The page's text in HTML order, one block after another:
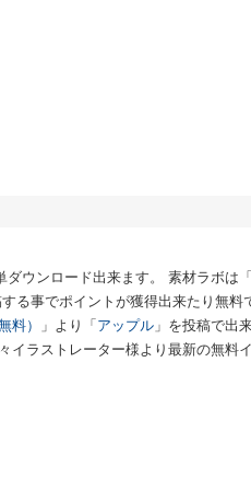
ダウンロード出来ます。 素材ラボは「
る事でポイントが獲得出来たり無料
料） 」より「 アップル 」を投稿で出
イラストレーター様より最新の無料